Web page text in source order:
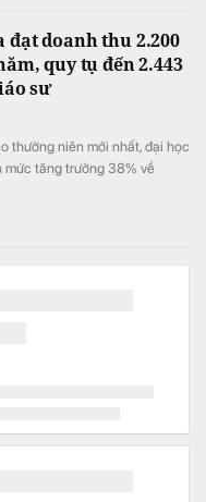
đạt doanh thu 2.200
quy tụ đến 2.443
sư
thường niên mới nhất, đại học
mức tăng trưởng 38% về